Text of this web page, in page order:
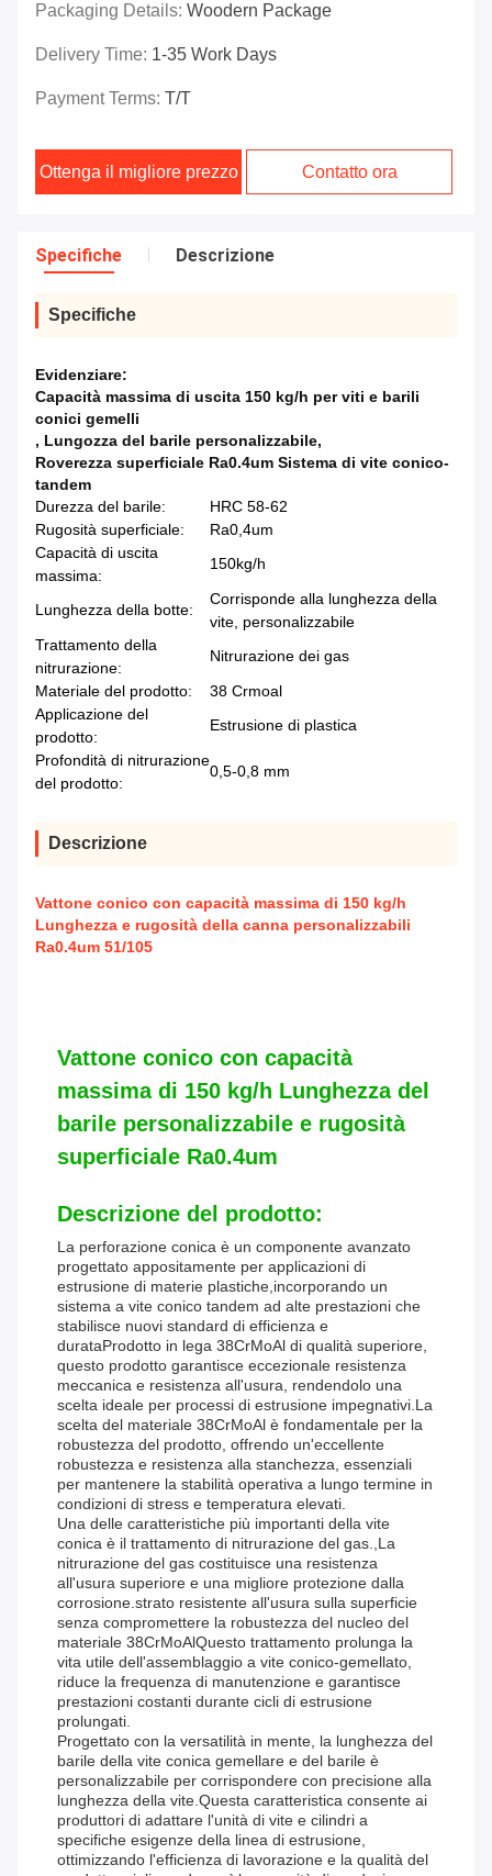
Packaging Details: Woodern Package
Delivery Time: 1-35 Work Days
Payment Terms: T/T
Ottenga il migliore prezzo Contatto ora
Specifiche Descrizione
Specifiche
Evidenziare:
Capacità massima di uscita 150 kg/h per viti e barili
conici gemelli
, Lungozza del barile personalizzabile,
Roverezza superficiale Ra0.4um Sistema di vite conico-
tandem
Durezza del barile:
HRC 58-62
Rugosità superficiale:
Ra0,4um
Capacità di uscita
massima:
150kg/h
Lunghezza della botte:
Corrisponde alla lunghezza della
vite, personalizzabile
Trattamento della
nitrurazione:
Nitrurazione dei gas
Materiale del prodotto:
38 Crmoal
Applicazione del
prodotto:
Estrusione di plastica
Profondità di nitrurazione
del prodotto:
0,5-0,8 mm
Descrizione
Vattone conico con capacità massima di 150 kg/h
Lunghezza e rugosità della canna personalizzabili
Ra0.4um 51/105
Vattone conico con capacità
massima di 150 kg/h Lunghezza del
barile personalizzabile e rugosità
superficiale Ra0.4um
Descrizione del prodotto:
La perforazione conica è un componente avanzato
progettato appositamente per applicazioni di
estrusione di materie plastiche,incorporando un
sistema a vite conico tandem ad alte prestazioni che
stabilisce nuovi standard di efficienza e
durataProdotto in lega 38CrMoAl di qualità superiore,
questo prodotto garantisce eccezionale resistenza
meccanica e resistenza all'usura, rendendolo una
scelta ideale per processi di estrusione impegnativi.La
scelta del materiale 38CrMoAl è fondamentale per la
robustezza del prodotto, offrendo un'eccellente
robustezza e resistenza alla stanchezza, essenziali
per mantenere la stabilità operativa a lungo termine in
condizioni di stress e temperatura elevati.
Una delle caratteristiche più importanti della vite
conica è il trattamento di nitrurazione del gas.,La
nitrurazione del gas costituisce una resistenza
all'usura superiore e una migliore protezione dalla
corrosione.strato resistente all'usura sulla superficie
senza compromettere la robustezza del nucleo del
materiale 38CrMoAlQuesto trattamento prolunga la
vita utile dell'assemblaggio a vite conico-gemellato,
riduce la frequenza di manutenzione e garantisce
prestazioni costanti durante cicli di estrusione
prolungati.
Progettato con la versatilità in mente, la lunghezza del
barile della vite conica gemellare e del barile è
personalizzabile per corrispondere con precisione alla
lunghezza della vite.Questa caratteristica consente ai
produttori di adattare l'unità di vite e cilindri a
specifiche esigenze della linea di estrusione,
ottimizzando l'efficienza di lavorazione e la qualità del